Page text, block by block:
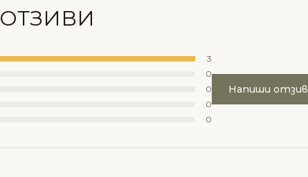
ОТЗИВИ
3
0
0
0
0
Напиши отзив